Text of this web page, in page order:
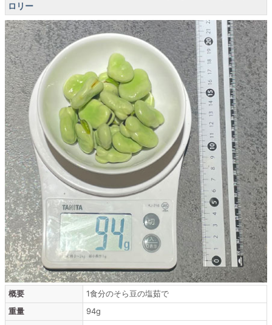
ロリー
概要
1食分のそら豆の塩茹で
重量
94g